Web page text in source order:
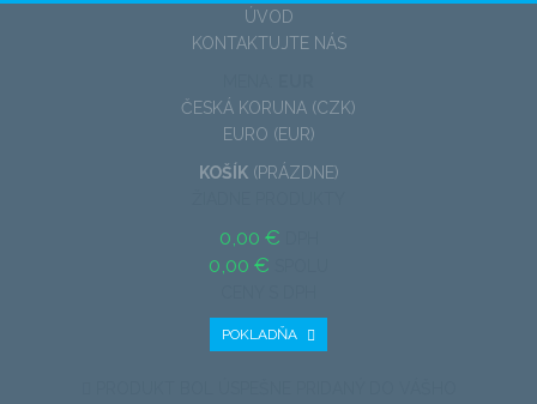
ÚVOD
KONTAKTUJTE NÁS
ČESKÁ KORUNA (CZK)
EURO (EUR)
KOŠÍK (PRÁZDNE)
0,00 €
0,00 €
POKLADŇA